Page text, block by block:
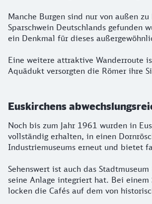
Manche Burgen sind nur von außen
Sparschwein Deutschlands gefunden
ein Denkmal für dieses
Eine weitere attraktive Wanderroute
Aquädukt versorgten die Römer ihre
Euskirchens
Noch bis zum Jahr 1961 wurden in
vollständig erhalten, in einen
Industriemuseums erneut und bietet
Sehenswert ist auch das
seine Anlage integriert hat. Bei
locken die Cafés auf dem von